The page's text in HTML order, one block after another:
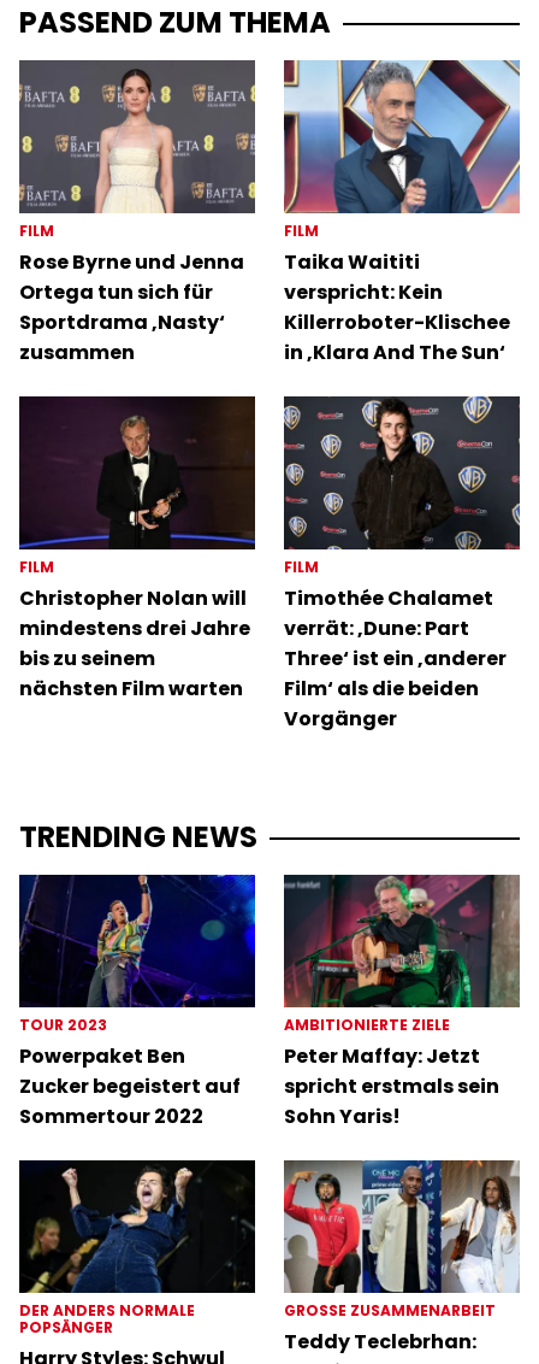
PASSEND ZUM THEMA
FILM
Rose Byrne und Jenna
Ortega tun sich für
Sportdrama ‚Nasty‘
zusammen
FILM
Taika Waititi
verspricht: Kein
Killerroboter-Klischee
in ‚Klara And The Sun‘
FILM
Christopher Nolan will
mindestens drei Jahre
bis zu seinem
nächsten Film warten
FILM
Timothée Chalamet
verrät: ‚Dune: Part
Three‘ ist ein ‚anderer
Film‘ als die beiden
Vorgänger
TRENDING NEWS
TOUR 2023
Powerpaket Ben
Zucker begeistert auf
Sommertour 2022
AMBITIONIERTE ZIELE
Peter Maffay: Jetzt
spricht erstmals sein
Sohn Yaris!
DER ANDERS NORMALE
POPSÄNGER
GROSSE ZUSAMMENARBEIT
Teddy Teclebrhan: